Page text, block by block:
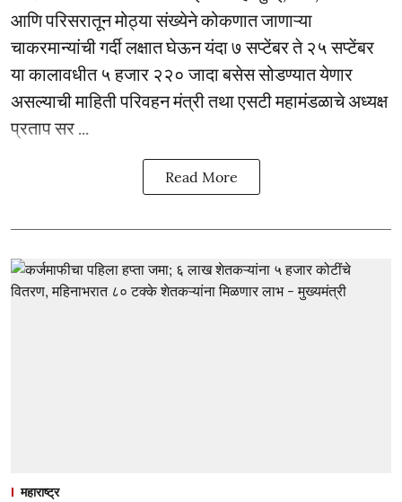
आणि परिसरातून मोठ्या संख्येने कोकणात जाणाऱ्या
चाकरमान्यांची गर्दी लक्षात घेऊन यंदा ७ सप्टेंबर ते २५ सप्टेंबर
या कालावधीत ५ हजार २२० जादा बसेस सोडण्यात येणार
असल्याची माहिती परिवहन मंत्री तथा एसटी महामंडळाचे अध्यक्ष
प्रताप सर ...
Read More
महाराष्ट्र